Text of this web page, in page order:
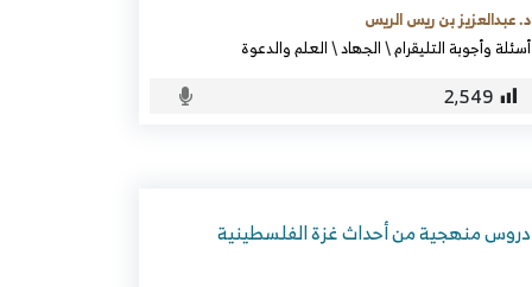
د. عبدالعزيز بن ريس الريس
أسئلة وأجوبة التليقرام\الجهاد\العلم والدعوة
2٬549
دروس منهجية من أحداث غزة الفلسطينية